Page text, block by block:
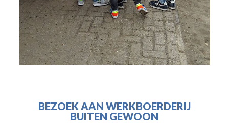
BEZOEK AAN WERKBOERDERIJ
BUITEN GEWOON